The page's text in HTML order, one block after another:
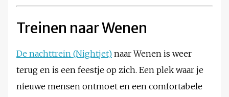
Treinen naar Wenen
De nachttrein (Nightjet) naar Wenen is weer
terug en is een feestje op zich. Een plek waar je
nieuwe mensen ontmoet en een comfortabele